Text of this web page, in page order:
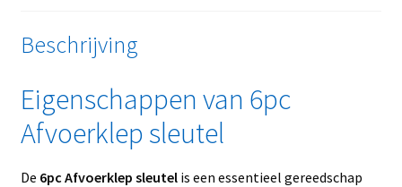
Beschrijving
Eigenschappen van 6pc
Afvoerklep sleutel
De 6pc Afvoerklep sleutelis een essentieel gereedschap